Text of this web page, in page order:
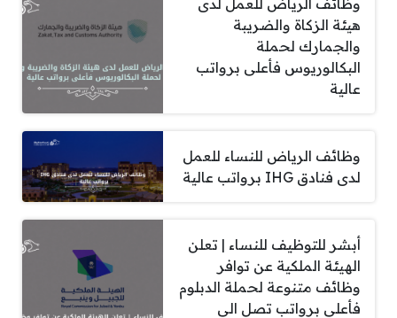
هيئة الزكاة والضريبة
والجمارك لحملة
البكالوريوس فأعلى برواتب
عالية
وظائف الرياض للنساء للعمل
لدى فنادق IHG برواتب عالية
أبشر للتوظيف للنساء | تعلن
الهيئة الملكية عن توافر
وظائف متنوعة لحملة الدبلوم
فأعلى برواتب تصل الى